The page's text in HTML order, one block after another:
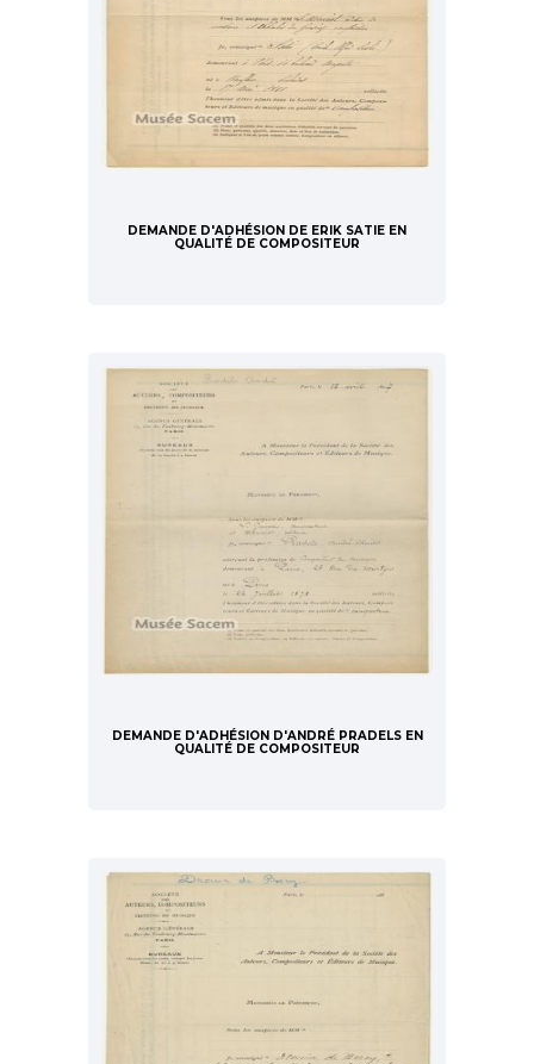
DEMANDE D'ADHÉSION DE ERIK SATIE EN
QUALITÉ DE COMPOSITEUR
DEMANDE D'ADHÉSION D'ANDRÉ PRADELS EN
QUALITÉ DE COMPOSITEUR